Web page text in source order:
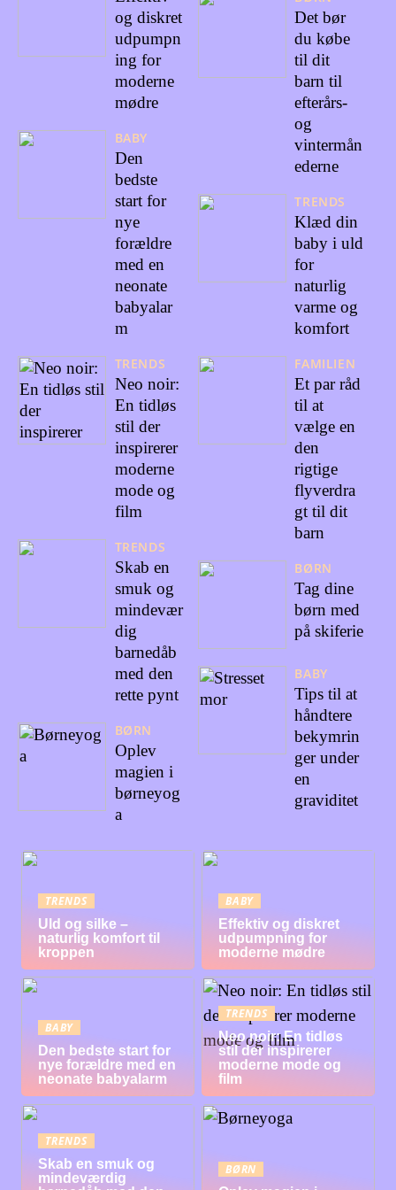
og diskret
udpumpn
ing for
moderne
mødre
BABY
Den
bedste
start for
nye
forældre
med en
neonate
babyalar
m
TRENDS
Neo noir:
En tidløs
stil der
inspirerer
moderne
mode og
film
TRENDS
Skab en
smuk og
mindevær
dig
barnedåb
med den
rette pynt
BØRN
Oplev
magien i
børneyog
a
Det bør
du købe
til dit
barn til
efterårs-
og
vintermån
ederne
TRENDS
Klæd din
baby i uld
for
naturlig
varme og
komfort
FAMILIEN
Et par råd
til at
vælge en
den
rigtige
flyverdra
gt til dit
barn
BØRN
Tag dine
børn med
på skiferie
BABY
Tips til at
håndtere
bekymrin
ger under
en
graviditet
TRENDS
Uld og silke –
naturlig komfort til
kroppen
BABY
Effektiv og diskret
udpumpning for
moderne mødre
BABY
Den bedste start for
nye forældre med en
neonate babyalarm
TRENDS
Neo noir: En tidløs
stil der inspirerer
moderne mode og
film
TRENDS
Skab en smuk og
mindeværdig
BØRN